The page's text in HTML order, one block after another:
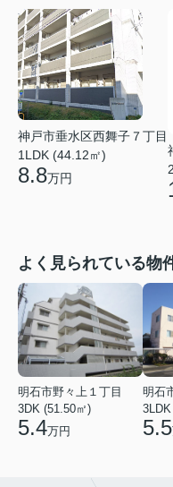
神戸市垂水区西舞子７丁目
1LDK (44.12㎡)
8.8万円
よく見られている物
明石市野々上１丁目
3DK (51.50㎡)
5.4万円
明石
5.5